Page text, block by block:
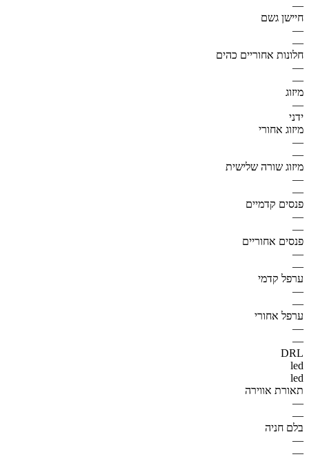
—
חיישן גשם
—
—
חלונות אחוריים כהים
—
—
מיזוג
—
ידני
מיזוג אחורי
—
—
מיזוג שורה שלישית
—
—
פנסים קדמיים
—
—
פנסים אחוריים
—
—
ערפל קדמי
—
—
ערפל אחורי
—
—
DRL
led
led
תאורת אווירה
—
—
בלם חניה
—
—